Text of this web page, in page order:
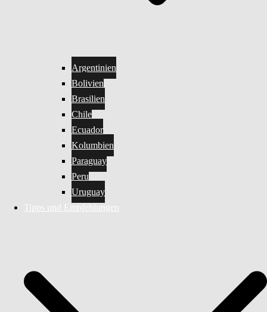
Argentinien
Bolivien
Brasilien
Chile
Ecuador
Kolumbien
Paraguay
Peru
Uruguay
Tipps und Empfehlungen